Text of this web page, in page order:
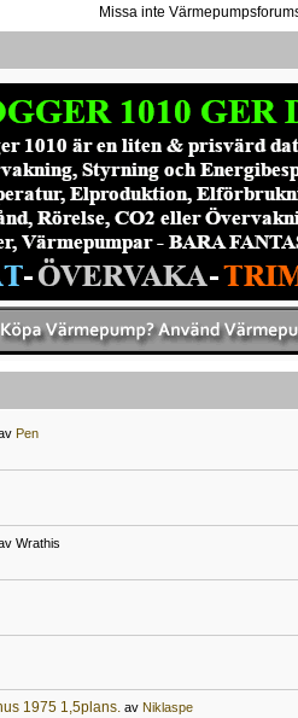
Missa inte
Pen
Wrathis
1975 1,5plans. av Niklaspe